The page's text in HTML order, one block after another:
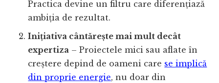
Practica devine un filtru care diferențiază
ambiția de rezultat.
Inițiativa cântărește mai mult decât
expertiza – Proiectele mici sau aflate în
creștere depind de oameni care se implică
din proprie energie, nu doar din